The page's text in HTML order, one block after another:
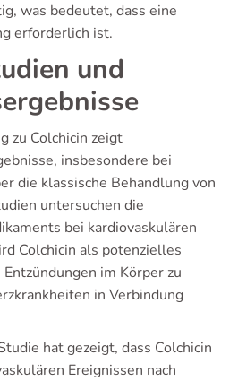
was bedeutet, dass eine
erforderlich ist.
und
zu Colchicin zeigt
insbesondere bei
die klassische Behandlung von
untersuchen die
bei kardiovaskulären
Colchicin als potenzielles
im Körper zu
in Verbindung
hat gezeigt, dass Colchicin
Ereignissen nach